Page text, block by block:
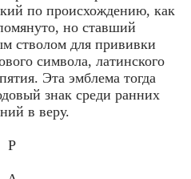
по происхождению, как
но ставший
стволом для прививки
символа, латинского
Эта эмблема тогда
знак среди ранних
в веру.
Р